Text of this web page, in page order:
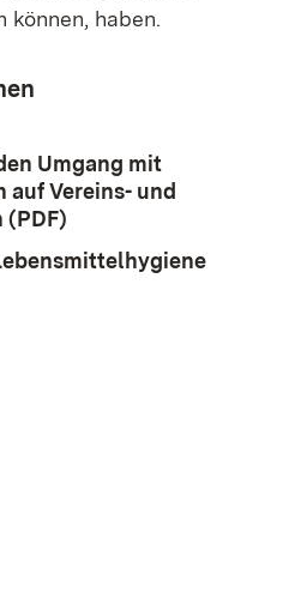
können, haben.
Umgang mit
Vereins- und
(PDF)